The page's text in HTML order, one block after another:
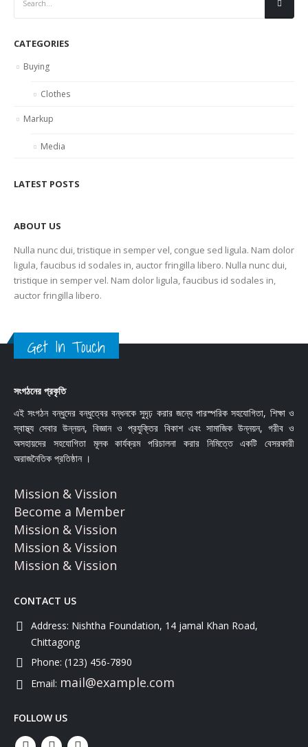
CATEGORIES
Buying
Clothes
Markup
Media
LATEST POSTS
ABOUT US
Nulla nunc dui, tristique in semper vel, congue sed ligula. Nam dolor
ligula, faucibus id sodales in, auctor fringilla libero. Nulla nunc dui,
tristique in semper vel. Nam dolor ligula, faucibus id sodales in,
auctor fringilla libero.
Get In Touch
সংগঠনের প্রকৃতি
এই সংগঠন বন্ধুদের বন্ধুত্বের বন্ধনকে সুদৃঢ় করার জন্যে পারস্পরিক সহযোগিতা, শিক্ষা ও
স্বাস্থ্য সেবার উন্নয়ন, বিজ্ঞান ও প্রযুক্তির বিকাশ এবং সামাজিক উন্নয়ন, গরীব ও
অসহায়দের সহযোগিতা মূলক কার্যক্রম পরিচালনা করার নিমিত্তে একটি বেসরকারী
অরাজনৈতিক প্রতিষ্ঠান ।
Mission & Vission
Become a Member
Mission & Vission
Mission & Vission
Mission & Vission
CONTACT US
Address: Nishtha Foundation, 14 jamal Khan Road,
Chittagong
Phone: (123) 456-7890
Email: mail@example.com
FOLLOW US